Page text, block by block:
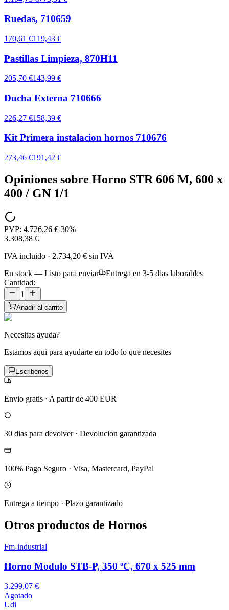
Ruedas, 710659
170,61 €119,43 €
Pastillas Limpieza, 870H11
205,70 €143,99 €
Ducha Externa 710666
226,27 €158,39 €
Kit Primera instalacion hornos 710676
273,46 €191,42 €
Opiniones sobre Horno STR 606 M, 600 x
400 / GN 1/1
PVP: 4.726,26 €-30%
3.308,38 €
IVA incluido · 2.734,20 € sin IVA
En stock — Listo para enviar
Entrega en 3-5 dias laborables
Cantidad:
1
Anadir al carrito
Necesitas ayuda?
Estamos aqui para ayudarte en todo lo que necesites
Escribenos
Envio gratis · A partir de 400 EUR
30 dias para devolver· Devolucion garantizada
100% Pago Seguro · Visa, Mastercard, PayPal
Entrega a tiempo · Plazo garantizado
Otros productos de Hornos
Fm-industrial
Horno Modulo STB-P, 350 ºC, 670 x 525 mm
3.299,07 €
Agotado
Udi